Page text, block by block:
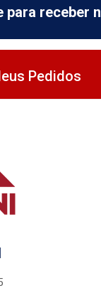
para receber
Pedidos